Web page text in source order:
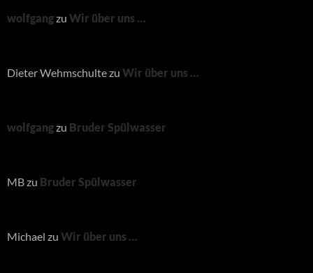
wolfgangzu Wir über uns …
Dieter Wehmschultezu Wir über uns …
wolfgangzu Bruder Spülwasser
MBzu Bruder Spülwasser
Michael zu Wir über uns …